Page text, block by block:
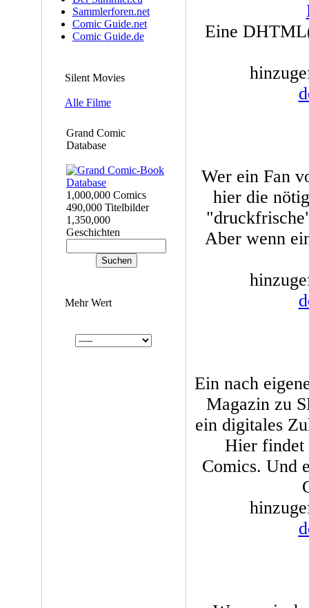
Sammlerforen.net
Comic Guide.net
Comic Guide.de
Silent Movies
Alle Filme
Grand Comic
Database
1,000,000 Comics
490,000 Titelbilder
1,350,000
Geschichten
Mehr Wert
Eine
Wer ein Fan
hier die
Aber wenn
Ein nach
Magazin zu
ein digitales
Hier findet
Comics. Und